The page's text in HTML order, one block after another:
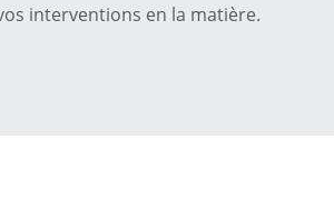
interventions en la matière.